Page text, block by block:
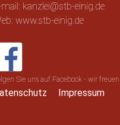
mail: kanzlei@stb-einig.de
www.stb-einig.de
Sie uns auf Facebook - wir
Impressum